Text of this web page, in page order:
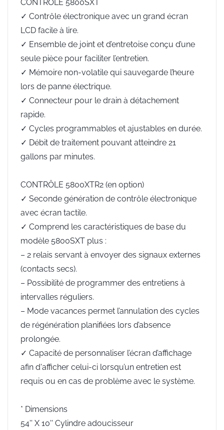
CONTRÔLE 5800SXT
✓ Contrôle électronique avec un grand écran
LCD facile à lire.
✓ Ensemble de joint et d’entretoise conçu d’une
seule pièce pour faciliter l’entretien.
✓ Mémoire non-volatile qui sauvegarde l’heure
lors de panne électrique.
✓ Connecteur pour le drain à détachement
rapide.
✓ Cycles programmables et ajustables en durée.
✓ Débit de traitement pouvant atteindre 21
gallons par minutes.
CONTRÔLE 5800XTR2 (en option)
✓ Seconde génération de contrôle électronique
avec écran tactile.
✓ Comprend les caractéristiques de base du
modèle 5800SXT plus :
– 2 relais servant à envoyer des signaux externes
(contacts secs).
– Possibilité de programmer des entretiens à
intervalles réguliers.
– Mode vacances permet l’annulation des cycles
de régénération planifiées lors d’absence
prolongée.
✓ Capacité de personnaliser l’écran d’affichage
afin d'afficher celui-ci lorsqu’un entretien est
requis ou en cas de problème avec le système.
* Dimensions
54'' X 10'' Cylindre adoucisseur